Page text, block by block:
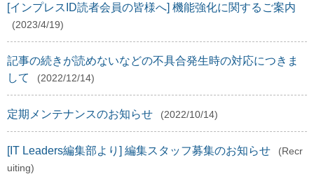
[インプレスID読者会員の皆様へ] 機能強化に関するご案内
(2023/4/19)
記事の続きが読めないなどの不具合発生時の対応につきま
して
(2022/12/14)
定期メンテナンスのお知らせ (2022/10/14)
[IT Leaders編集部より] 編集スタッフ募集のお知らせ
(Recr
uiting)